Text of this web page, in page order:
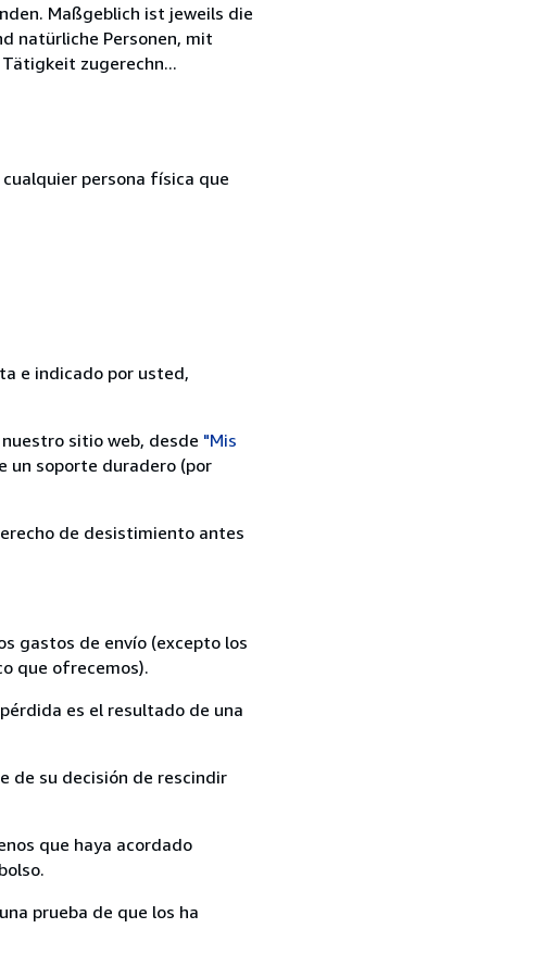
Maßgeblich ist jeweils die
natürliche Personen, mit
zugerechn...
persona física que
e indicado por usted,
sitio web, desde "Mis
un soporte duradero (por
de desistimiento antes
gastos de envío (excepto los
que ofrecemos).
es el resultado de una
de su decisión de rescindir
que haya acordado
prueba de que los ha